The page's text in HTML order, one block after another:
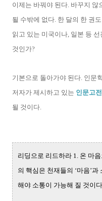
이제는 바꿔야 된다. 바꾸지 않
될 수밖에 없다. 한 달의 한 권
읽고 있는 미국이나, 일본 등
것인가?
기본으로 돌아가야 된다. 인문
저자가 제시하고 있는 인문고
될 것이다.
리딩으로 리드하라 1. 온 마
의 핵심은 천재들의 ‘마음’
해야 소통이 가능해 질 것이다.